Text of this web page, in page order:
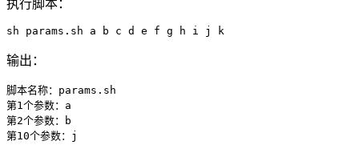
执行脚本：
sh params.sh a b c d e f g h i j k
输出：
脚本名称：params.sh
第1个参数：a
第2个参数：b
第10个参数：j